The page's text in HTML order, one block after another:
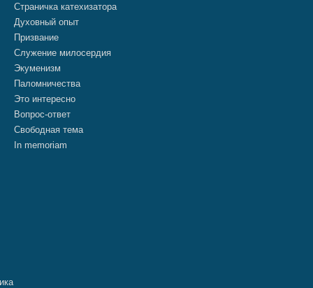
Страничка катехизатора
Духовный опыт
Призвание
Служение милосердия
Экуменизм
Паломничества
Это интересно
Вопрос-ответ
Свободная тема
In memoriam